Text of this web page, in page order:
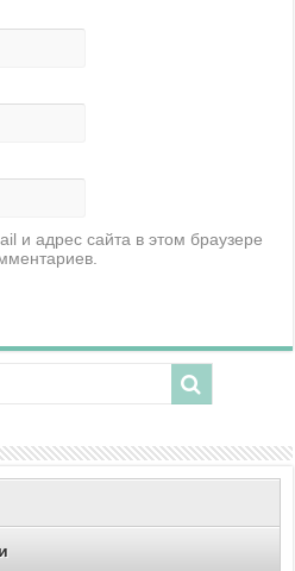
и адрес сайта в этом браузере